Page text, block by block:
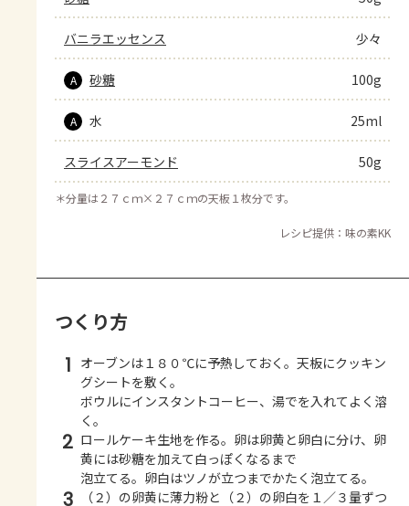
バニラエッセンス 少々
A 砂糖 100g
A 水 25ml
スライスアーモンド 50g
＊分量は２７ｃｍ×２７ｃｍの天板１枚分です。
レシピ提供：味の素KK
つくり方
1 オーブンは１８０℃に予熱しておく。天板にクッキン
グシートを敷く。
ボウルにインスタントコーヒー、湯でを入れてよく溶
く。
2 ロールケーキ生地を作る。卵は卵黄と卵白に分け、卵
黄には砂糖を加えて白っぽくなるまで
泡立てる。卵白はツノが立つまでかたく泡立てる。
3
（２）の卵黄に薄力粉と（２）の卵白を１／３量ずつ